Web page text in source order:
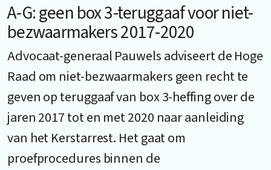
A-G: geen box 3-teruggaaf voor niet-
bezwaarmakers 2017-2020
Advocaat-generaal Pauwels adviseert de Hoge
Raad om niet-bezwaarmakers geen recht te
geven op teruggaaf van box 3-heffing over de
jaren 2017 tot en met 2020 naar aanleiding
van het Kerstarrest. Het gaat om
proefprocedures binnen de